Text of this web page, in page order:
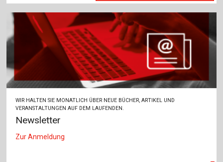
WIR HALTEN SIE MONATLICH ÜBER NEUE BÜCHER, ARTIKEL UND
VERANSTALTUNGEN AUF DEM LAUFENDEN.
Newsletter
Zur Anmeldung